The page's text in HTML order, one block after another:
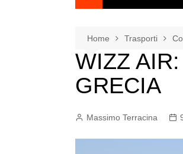
Destinazione Italia
TO ADV OLTA
Trasporti
Hotel Strutture
Istituzioni
Home Trasporti
WIZZ
GRECIA
Massimo Terracina